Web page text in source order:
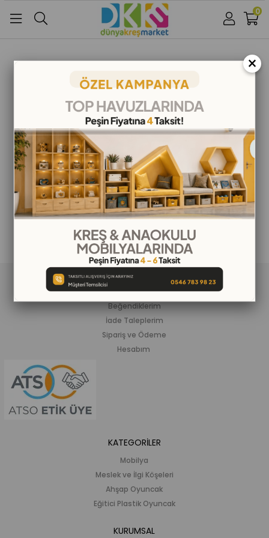
Google İle Bağlan
0
ALIŞVERİŞ BİLGİLERİ
Siparişlerim
Beğendiklerim
İade Taleplerim
Sipariş ve Ödeme
Hesabım
KATEGORİLER
Mobilya
Meslek ve İlgi Köşeleri
Ahşap Oyuncak
Eğitici Plastik Oyuncak
KURUMSAL
×